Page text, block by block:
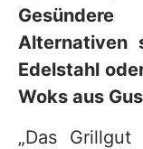
Alternativen
Edelstahl
Woks aus
„Das